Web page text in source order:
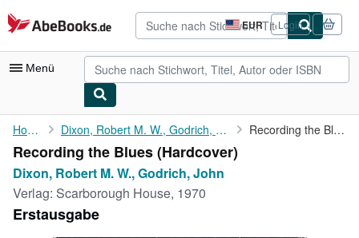
Zum Hauptinhalt
AbeBooks.de EUR
Seite
der
Einkaufseinstellungen.
Login
Menü
Nutzerkonto
Meine Bestellungen
Detailsuche
Sammlungen
Home Dixon, Robert M. W., Godrich, John Recording the Blues
Recording the Blues (Hardcover)
Dixon, Robert M. W., Godrich, John
Verlag: Scarborough House, 1970
Erstausgabe